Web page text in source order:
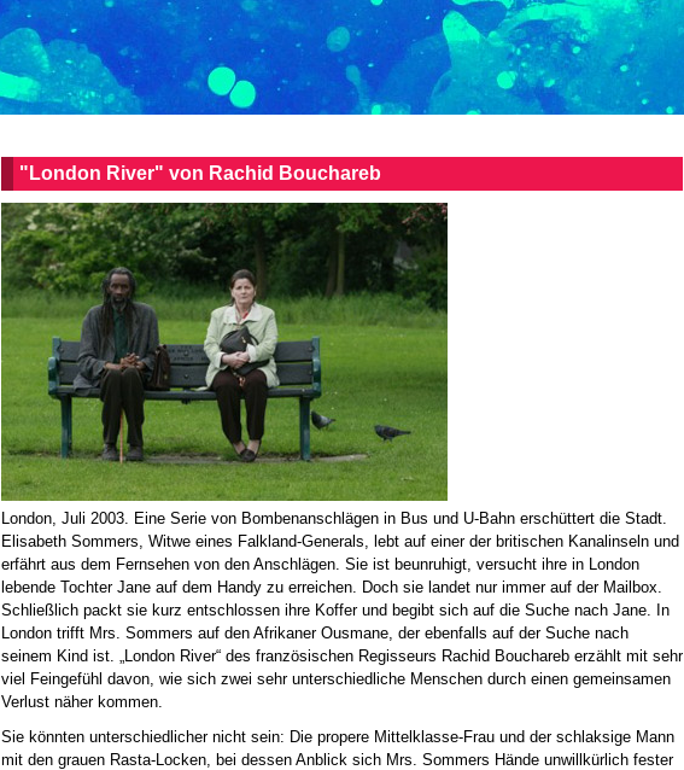
"London River" von Rachid Bouchareb
London, Juli 2003. Eine Serie von Bombenanschlägen in Bus und U-Bahn erschüttert die Stadt.
Elisabeth Sommers, Witwe eines Falkland-Generals, lebt auf einer der britischen Kanalinseln und
erfährt aus dem Fernsehen von den Anschlägen. Sie ist beunruhigt, versucht ihre in London
lebende Tochter Jane auf dem Handy zu erreichen. Doch sie landet nur immer auf der Mailbox.
Schließlich packt sie kurz entschlossen ihre Koffer und begibt sich auf die Suche nach Jane. In
London trifft Mrs. Sommers auf den Afrikaner Ousmane, der ebenfalls auf der Suche nach
seinem Kind ist. „London River“ des französischen Regisseurs Rachid Bouchareb erzählt mit sehr
viel Feingefühl davon, wie sich zwei sehr unterschiedliche Menschen durch einen gemeinsamen
Verlust näher kommen.
Sie könnten unterschiedlicher nicht sein: Die propere Mittelklasse-Frau und der schlaksige Mann
mit den grauen Rasta-Locken, bei dessen Anblick sich Mrs. Sommers Hände unwillkürlich fester